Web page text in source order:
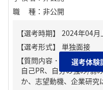
職種 ： 非公開
【質問内容・課題】
自己PR、自分の強み/弱
か、志望動機、企業研究
選考体験